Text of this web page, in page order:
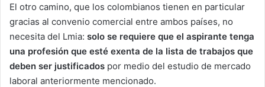
El otro camino, que los colombianos tienen en particular
gracias al convenio comercial entre ambos países, no
necesita del Lmia: solo se requiere que el aspirante tenga
una profesión que esté exenta de la lista de trabajos que
deben ser justificados por medio del estudio de mercado
laboral anteriormente mencionado.